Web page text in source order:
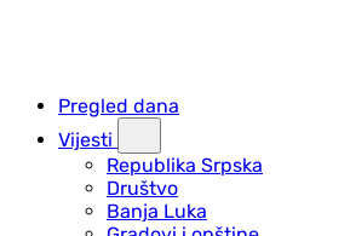
Pregled dana
Vijesti
Republika Srpska
Društvo
Banja Luka